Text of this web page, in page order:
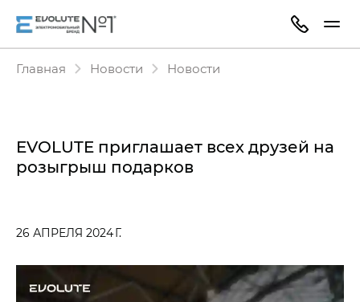
Главная Новости Новости
EVOLUTE приглашает всех друзей на
розыгрыш подарков
26 АПРЕЛЯ 2024 Г.